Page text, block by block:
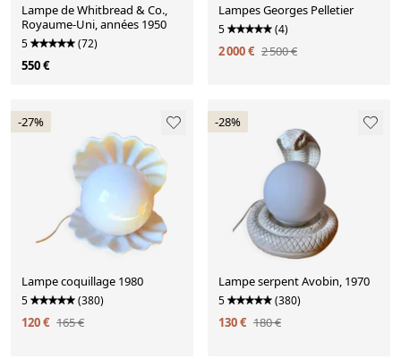
Lampe de Whitbread & Co.,
Royaume-Uni, années 1950
5 (72)
550 €
Lampes Georges Pelletier
5 (4)
2 000 € 2 500 €
-27%
Lampe coquillage 1980
5 (380)
120 € 165 €
-28%
Lampe serpent Avobin, 1970
5 (380)
130 € 180 €